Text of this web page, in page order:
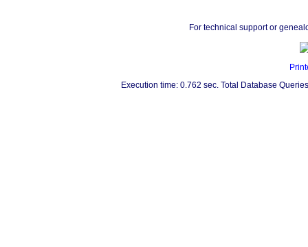
For technical support or
Execution time: 0.762 sec. Total Database